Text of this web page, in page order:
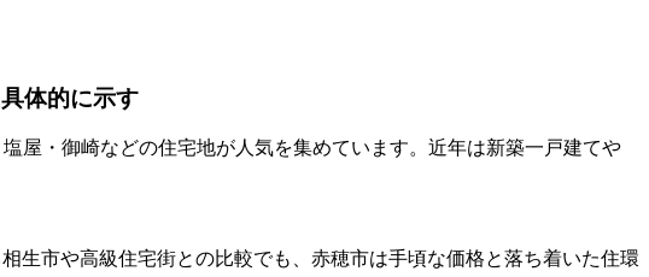
体的に示す
屋・御崎などの住宅地が人気を集めています。近年は新築一戸建てや
生市や高級住宅街との比較でも、赤穂市は手頃な価格と落ち着いた住環